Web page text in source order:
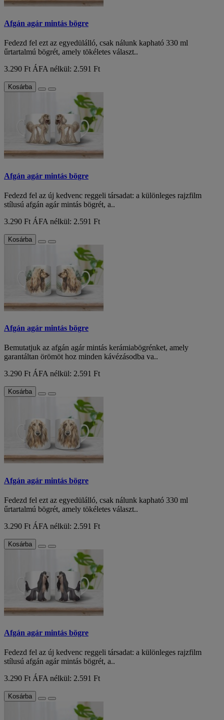
Afgán agár mintás bögre
Fedezd fel ezt az egyedülálló, csak nálunk kapható 330 ml
űrtartalmú bögrét, amely tökéletes választ..
3.290 Ft ÁFA nélkül: 2.591 Ft
Kosárba
Afgán agár mintás bögre
Fedezd fel az új kedvenc reggeli társadat: a különleges rajzfilm
stílusú afgán agár mintás bögrét, a..
3.290 Ft ÁFA nélkül: 2.591 Ft
Kosárba
Afgán agár mintás bögre
Bemutatjuk az afgán agár mintás kerámiabögrénket, amely
garantáltan örömöt hoz minden kávézásodba va..
3.290 Ft ÁFA nélkül: 2.591 Ft
Kosárba
Afgán agár mintás bögre
Fedezd fel ezt az egyedülálló, csak nálunk kapható 330 ml
űrtartalmú bögrét, amely tökéletes választ..
3.290 Ft ÁFA nélkül: 2.591 Ft
Kosárba
Afgán agár mintás bögre
Fedezd fel az új kedvenc reggeli társadat: a különleges rajzfilm
stílusú afgán agár mintás bögrét, a..
3.290 FtÁFA nélkül: 2.591 Ft
Kosárba